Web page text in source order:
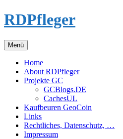
Zum
Inhalt
RDPfleger
Menü
Home
About RDPfleger
Projekte GC
GCBlogs.DE
CachesUL
Kaufbeuren GeoCoin
Links
Rechtliches, Datenschutz, …
Impressum